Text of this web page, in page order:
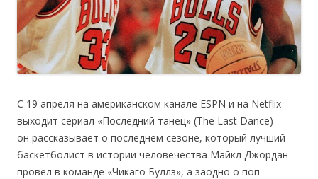
С 19 апреля на американском канале ESPN и на Netflix
выходит сериал «Последний танец» (The Last Dance) —
он рассказывает о последнем сезоне, который лучший
баскетболист в истории человечества Майкл Джордан
провел в команде «Чикаго Буллз», а заодно о поп-